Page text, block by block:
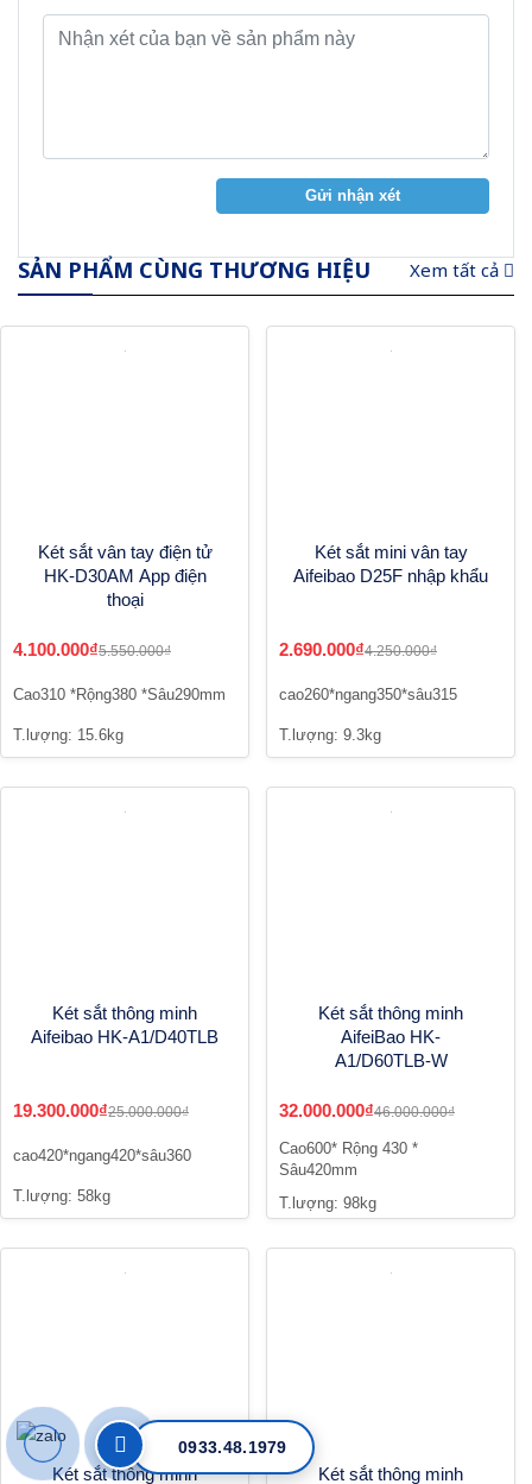
Gửi nhận xét
SẢN PHẨM CÙNG THƯƠNG HIỆU Xem tất cả
Két sắt vân tay điện tử
HK-D30AM App điện
thoại
4.100.000₫5.550.000₫
Cao310 *Rộng380 *Sâu290mm
T.lượng: 15.6kg
Két sắt mini vân tay
Aifeibao D25F nhập khẩu
2.690.000₫4.250.000₫
cao260*ngang350*sâu315
T.lượng: 9.3kg
Két sắt thông minh
Aifeibao HK-A1/D40TLB
19.300.000₫25.000.000₫
cao420*ngang420*sâu360
T.lượng: 58kg
Két sắt thông minh
AifeiBao HK-
A1/D60TLB-W
32.000.000₫46.000.000₫
Cao600* Rộng 430 *
Sâu420mm
T.lượng: 98kg
Két sắt thông minh Két sắt thông minh
0933.48.1979